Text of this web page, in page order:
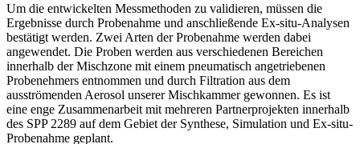
Um die entwickelten Messmethoden zu validieren, müssen die
Ergebnisse durch Probenahme und anschließende Ex-situ-Analysen
bestätigt werden. Zwei Arten der Probenahme werden dabei
angewendet. Die Proben werden aus verschiedenen Bereichen
innerhalb der Mischzone mit einem pneumatisch angetriebenen
Probenehmers entnommen und durch Filtration aus dem
ausströmenden Aerosol unserer Mischkammer gewonnen. Es ist
eine enge Zusammenarbeit mit mehreren Partnerprojekten innerhalb
des SPP 2289 auf dem Gebiet der Synthese, Simulation und Ex-situ-
Probenahme geplant.